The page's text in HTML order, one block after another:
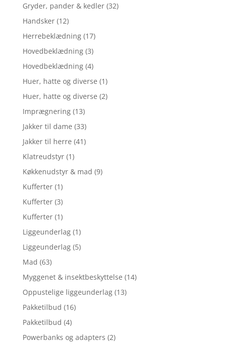
Gryder, pander & kedler (32)
Handsker (12)
Herrebeklædning (17)
Hovedbeklædning (3)
Hovedbeklædning (4)
Huer, hatte og diverse (1)
Huer, hatte og diverse (2)
Imprægnering (13)
Jakker til dame (33)
Jakker til herre (41)
Klatreudstyr (1)
Køkkenudstyr & mad (9)
Kufferter (1)
Kufferter (3)
Kufferter (1)
Liggeunderlag (1)
Liggeunderlag (5)
Mad (63)
Myggenet & insektbeskyttelse (14)
Oppustelige liggeunderlag (13)
Pakketilbud (16)
Pakketilbud (4)
Powerbanks og adapters (2)